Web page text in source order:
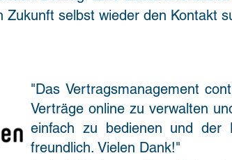
Zukunft selbst wieder den Kontakt
"Das Vertragsmanagement
Verträge online zu verwalten
einfach zu bedienen und der
freundlich. Vielen Dank!"